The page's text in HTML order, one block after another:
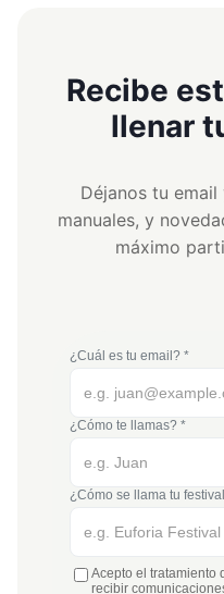
Recibe
llenar
Déjanos tu
manuales, y
máximo